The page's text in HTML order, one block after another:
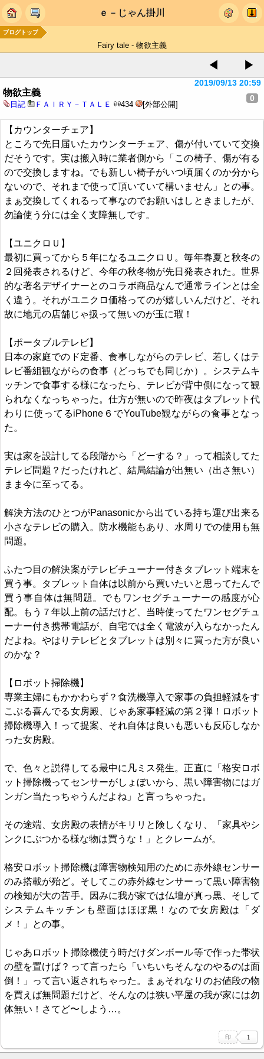
ｅ－じゃん掛川
ブログトップ
Fairy tale - 物欲主義
◀ ▶
物欲主義
日記 ＦＡＩＲＹ－ＴＡＬＥ 434 [外部公開]
2019/09/13 20:59
0
【カウンターチェア】
ところで先日届いたカウンターチェア、傷が付いていて交換
だそうです。実は搬入時に業者側から「この椅子、傷が有る
ので交換しますね。でも新しい椅子がいつ頃届くのか分から
ないので、それまで使って頂いていて構いません」との事。
まぁ交換してくれるって事なのでお願いはしときましたが、
勿論使う分には全く支障無しです。
【ユニクロＵ】
最初に買ってから５年になるユニクロＵ。毎年春夏と秋冬の
２回発表されるけど、今年の秋冬物が先日発表された。世界
的な著名デザイナーとのコラボ商品なんで通常ラインとは全
く違う。それがユニクロ価格ってのが嬉しいんだけど、それ
故に地元の店舗じゃ扱って無いのが玉に瑕！
【ポータブルテレビ】
日本の家庭でのド定番、食事しながらのテレビ、若しくはテ
レビ番組観ながらの食事（どっちでも同じか）。システムキ
ッチンで食事する様になったら、テレビが背中側になって観
られなくなっちゃった。仕方が無いので昨夜はタブレット代
わりに使ってるiPhone６でYouTube観ながらの食事となっ
た。
実は家を設計してる段階から「どーする？」って相談してた
テレビ問題？だったけれど、結局結論が出無い（出さ無い）
まま今に至ってる。
解決方法のひとつがPanasonicから出ている持ち運び出来る
小さなテレビの購入。防水機能もあり、水周りでの使用も無
問題。
ふたつ目の解決案がテレビチューナー付きタブレット端末を
買う事。タブレット自体は以前から買いたいと思ってたんで
買う事自体は無問題。でもワンセグチューナーの感度が心
配。もう７年以上前の話だけど、当時使ってたワンセグチュ
ーナー付き携帯電話が、自宅では全く電波が入らなかったん
だよね。やはりテレビとタブレットは別々に買った方が良い
のかな？
【ロボット掃除機】
専業主婦にもかかわらず？食洗機導入で家事の負担軽減をす
こぶる喜んでる女房殿、じゃあ家事軽減の第２弾！ロボット
掃除機導入！って提案、それ自体は良いも悪いも反応しなか
った女房殿。
で、色々と説得してる最中に凡ミス発生。正直に「格安ロボ
ット掃除機ってセンサーがしょぼいから、黒い障害物にはガ
ンガン当たっちゃうんだよね」と言っちゃった。
その途端、女房殿の表情がキリリと険しくなり、「家具やシ
ンクにぶつかる様な物は買うな！」とクレームが。
格安ロボット掃除機は障害物検知用のために赤外線センサー
のみ搭載が殆ど。そしてこの赤外線センサーって黒い障害物
の検知が大の苦手。因みに我が家では仏壇が真っ黒、そして
システムキッチンも壁面はほぼ黒！なので女房殿は「ダ
メ！」との事。
じゃあロボット掃除機使う時だけダンボール等で作った帯状
の壁を置けば？って言ったら「いちいちそんなのやるのは面
倒！」って言い返されちゃった。まぁそれなりのお値段の物
を買えば無問題だけど、そんなのは狭い平屋の我が家には勿
体無い！さてど〜しよう…。